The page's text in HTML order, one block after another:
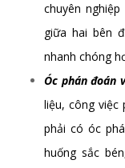
chuyên
giữa hai bên
nhanh chóng
Óc phán đoán
liệu, công việc
phải có óc
huống sắc